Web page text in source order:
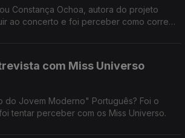
Constança Ochoa, autora do projeto
ao concerto e foi perceber como correu
com Miss Universo
do Jovem Moderno" Português? Foi o
tentar perceber com os Miss Universo.